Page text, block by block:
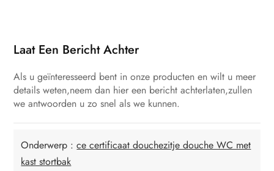
Laat Een Bericht Achter
Als u geïnteresseerd bent in onze producten en wilt u meer
details weten,neem dan hier een bericht achterlaten,zullen
we antwoorden u zo snel als we kunnen.
Onderwerp :ce certificaat douchezitje douche WC met
kast stortbak